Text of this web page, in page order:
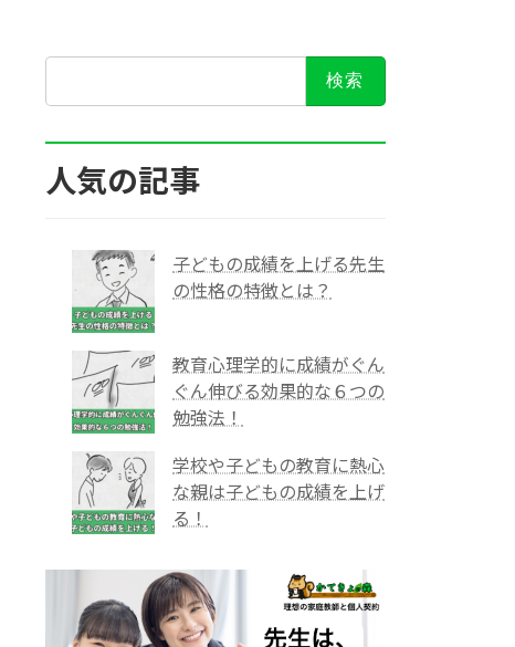
人気の記事
子どもの成績を上げる先生
の性格の特徴とは？
教育心理学的に成績がぐん
ぐん伸びる効果的な６つの
勉強法！
学校や子どもの教育に熱心
な親は子どもの成績を上げ
る！